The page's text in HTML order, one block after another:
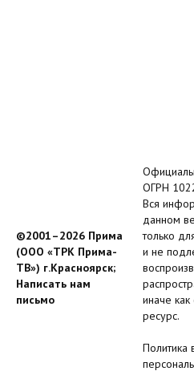
©2001–2026 Прима
(ООО «ТРК Прима-
ТВ») г.Красноярск;
Написать нам
письмо
ОГРН
Вся
данном
только
и не
иначе
ресурс.
Политика